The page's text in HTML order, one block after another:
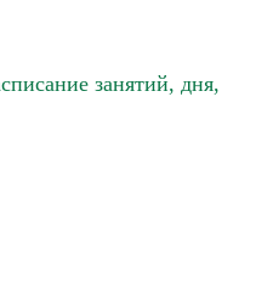
занятий, дня,